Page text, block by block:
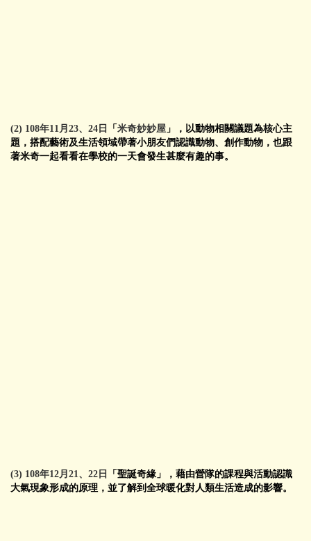
(2) 108年11月23、24日 「 米奇妙妙屋 」，以動物相關議題為核心主
題，搭配藝術及生活領域帶著小朋友們認識動物、創作動物，也跟
著米奇一起看看在學校的一天會發生甚麼有趣的事。
(3) 108年12月21、22日
「聖誕奇緣」，藉由營隊的課程與活動認識
大氣現象形成的原理，並了解到全球暖化對人類生活造成的影響。